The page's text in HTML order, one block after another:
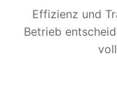
Effizienz und
Betrieb